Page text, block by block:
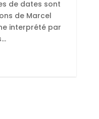
de dates sont
de Marcel
interprété par